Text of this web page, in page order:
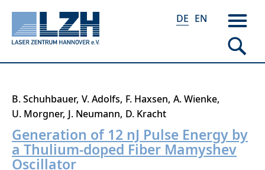
Direkt
zum
Inhalt
DE EN
B. Schuhbauer V. Adolfs F. Haxsen A. Wienke
U. Morgner J. Neumann D. Kracht
Generation of 12 nJ Pulse Energy by
a Thulium-doped Fiber Mamyshev
Oscillator